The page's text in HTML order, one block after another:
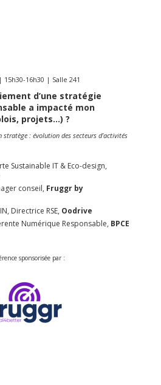
16h30 | Salle 241
d’une stratégie
a impacté mon
projets…) ?
: évolution des secteurs d’activités
Sustainable IT & Eco-design,
conseil, Fruggr by
Directrice RSE, Oodrive
Numérique Responsable, BPCE
sponsorisée par :